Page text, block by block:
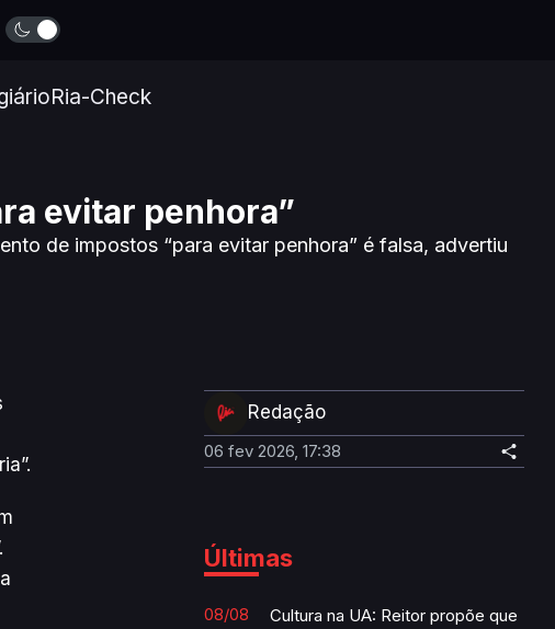
Ria-Check
evitar penhora”
de impostos “para evitar penhora” é falsa, advertiu
Redação
06 fev 2026, 17:38
Últimas
08/08
Cultura na UA: Reitor propõe que